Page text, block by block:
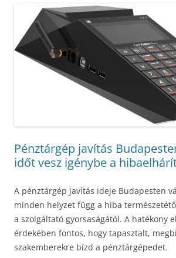
Pénztárgép javítás
időt vesz igénybe a
A pénztárgép javítás ideje Budapesten
minden helyzet függ a hiba
a szolgáltató gyorsaságától. A hatékony
érdekében fontos, hogy tapasztalt,
szakemberekre bízd a pénztárgépedet.